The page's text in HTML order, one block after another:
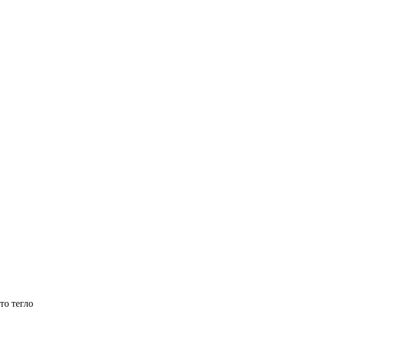
тегло